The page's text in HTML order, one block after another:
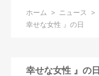
ホーム > ニュース >
幸せな女性 』の日
幸せな女性 』の日